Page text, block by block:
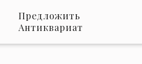
Предложить
Антиквариат